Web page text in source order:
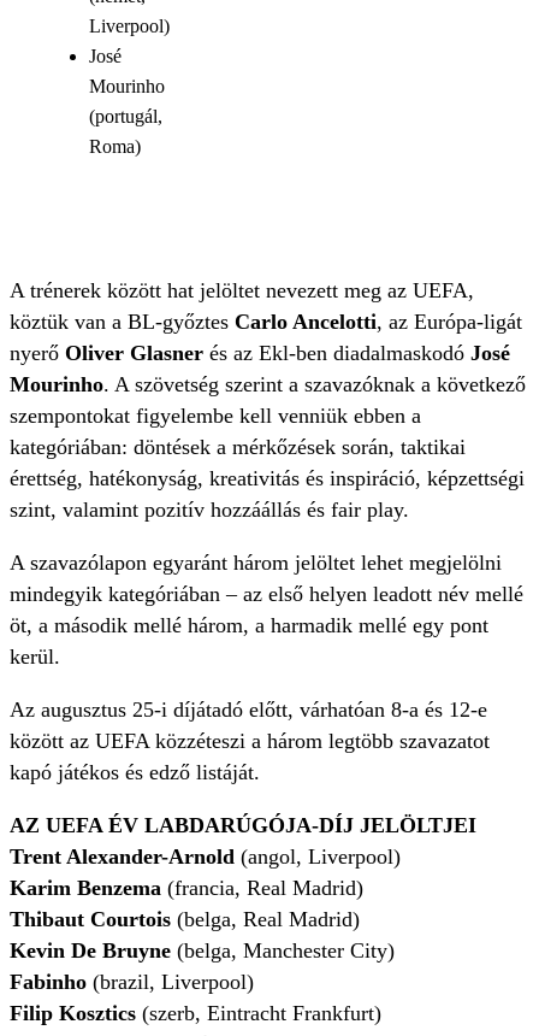
Liverpool)
José
Mourinho
(portugál,
Roma)
A trénerek között hat jelöltet nevezett meg az UEFA,
köztük van a BL-győztes Carlo Ancelotti, az Európa-ligát
nyerő Oliver Glasner és az Ekl-ben diadalmaskodó José
Mourinho. A szövetség szerint a szavazóknak a következő
szempontokat figyelembe kell venniük ebben a
kategóriában: döntések a mérkőzések során, taktikai
érettség, hatékonyság, kreativitás és inspiráció, képzettségi
szint, valamint pozitív hozzáállás és fair play.
A szavazólapon egyaránt három jelöltet lehet megjelölni
mindegyik kategóriában – az első helyen leadott név mellé
öt, a második mellé három, a harmadik mellé egy pont
kerül.
Az augusztus 25-i díjátadó előtt, várhatóan 8-a és 12-e
között az UEFA közzéteszi a három legtöbb szavazatot
kapó játékos és edző listáját.
AZ UEFA ÉV LABDARÚGÓJA-DÍJ JELÖLTJEI
Trent Alexander-Arnold (angol, Liverpool)
Karim Benzema (francia, Real Madrid)
Thibaut Courtois (belga, Real Madrid)
Kevin De Bruyne (belga, Manchester City)
Fabinho (brazil, Liverpool)
Filip Kosztics (szerb, Eintracht Frankfurt)